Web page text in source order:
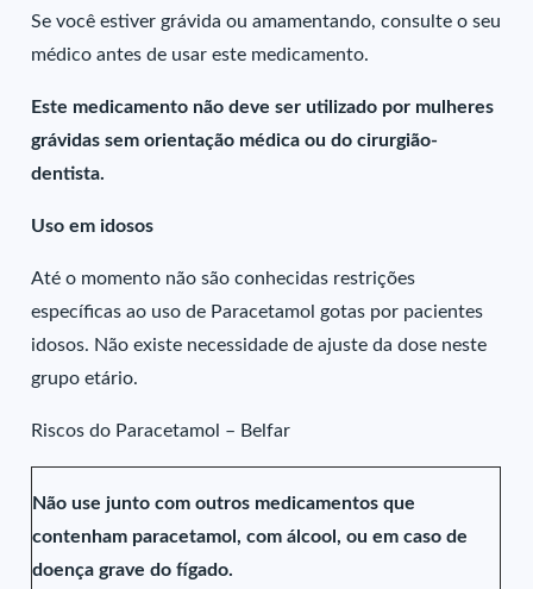
Se você estiver grávida ou amamentando, consulte o seu
médico antes de usar este medicamento.
Este medicamento não deve ser utilizado por mulheres
grávidas sem orientação médica ou do cirurgião-
dentista.
Uso em idosos
Até o momento não são conhecidas restrições
específicas ao uso de Paracetamol gotas por pacientes
idosos. Não existe necessidade de ajuste da dose neste
grupo etário.
Riscos do Paracetamol – Belfar
Não use junto com outros medicamentos que
contenham paracetamol, com álcool, ou em caso de
doença grave do fígado.